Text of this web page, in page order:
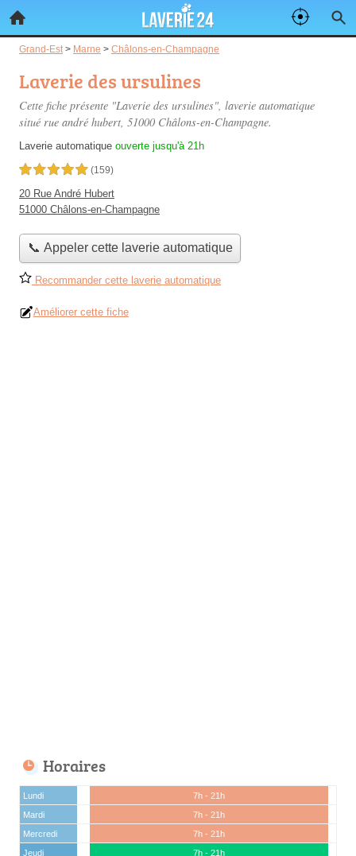
Grand-Est > Marne > Châlons-en-Champagne
Laverie des ursulines
Cette fiche présente "Laverie des ursulines", laverie automatique
situé rue andré hubert, 51000 Châlons-en-Champagne.
Laverie automatique ouverte jusqu'à 21h
5,0 étoiles sur 5 (159)
20 Rue André Hubert
51000 Châlons-en-Champagne
📞 Appeler cette laverie automatique
Recommander cette laverie automatique
Améliorer cette fiche
Horaires
Lundi
7h - 21h
Mardi
7h - 21h
Mercredi
7h - 21h
Jeudi
7h - 21h